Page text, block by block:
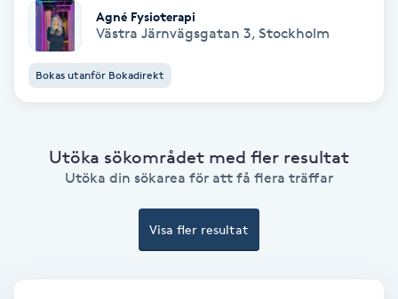
Radiofrekvens
Rakning
Regndroppsmassage
Agné Fysioterapi
Västra Järnvägsgatan 3, Stockholm
Bokas utanför Bokadirekt
Utöka sökområdet med fler resultat
Utöka din sökarea för att få flera träffar
Visa fler resultat